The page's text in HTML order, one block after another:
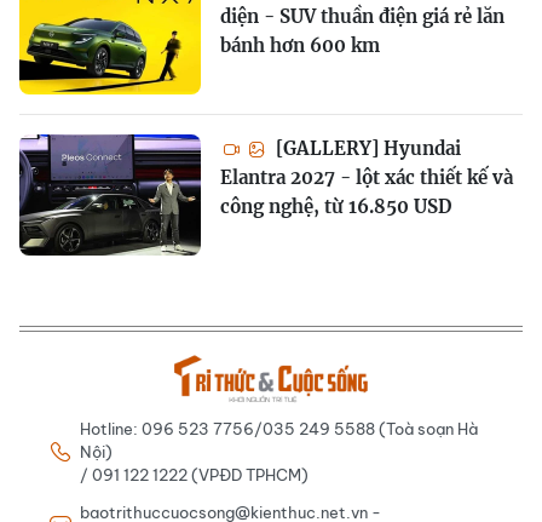
diện - SUV thuần điện giá rẻ lăn
bánh hơn 600 km
[GALLERY] Hyundai
Elantra 2027 - lột xác thiết kế và
công nghệ, từ 16.850 USD
Hotline: 096 523 7756/035 249 5588 (Toà soạn Hà
Nội)
/ 091 122 1222 (VPĐD TPHCM)
baotrithuccuocsong@kienthuc.net.vn -